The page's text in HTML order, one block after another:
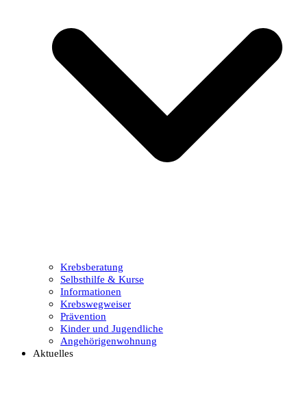
Krebsberatung
Selbsthilfe & Kurse
Informationen
Krebswegweiser
Prävention
Kinder und Jugendliche
Angehörigenwohnung
Aktuelles